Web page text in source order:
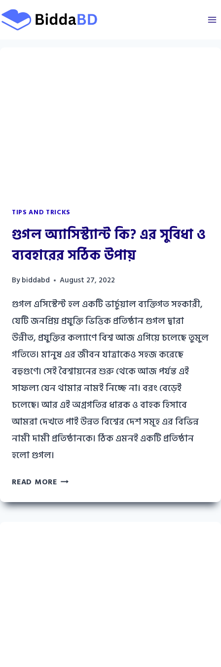
Skip
to
TIPS AND TRICKS
গুগল অ্যাসিস্ট্যান্ট কি? এর সুবিধা ও
ব্যবহারের সঠিক উপায়
Bybiddabd August 27, 2022
গুগল এসিস্টেন্ট হল একটি ভার্চুয়াল ব্যক্তিগত সহকারী,
যেটি জনপ্রিয় প্রযুক্তি ভিত্তিক প্রতিষ্ঠান গুগল দ্বারা
উন্নীত, প্রযুক্তির কল্যাণে বিশ্ব আজ এগিয়ে চলেছে তুমুল
গতিতে। মানুষ এর জীবন যাত্রাকেও সহজ করেছে
বহুগুণে। সেই বৈশ্বায়নের শুরু থেকে আজ পর্যন্ত এই
সাফল্য যেন থামার নামই নিচ্ছে না। বরং বেড়েই
চলেছে। আর এই অগ্রগতির ধারক ও বাহক হিসাবে
আমরা দেখতে পাই উন্নত বিশ্বের দেশ সমূহ এর বিভিন্ন
নামী দামী প্রতিষ্ঠানকে। ঠিক এমনই একটি প্রতিষ্ঠান
হলো গুগল।
READ MOREগুগল
কি?